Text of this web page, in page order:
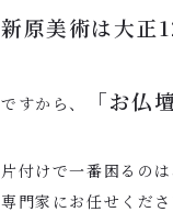
新原美術は大正
ですから、 「お仏
片付けで一番困るの
専門家にお任せくだ